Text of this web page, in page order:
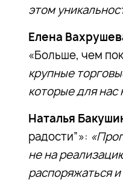
этом
Елена
«Больше, чем
крупные
которые для
Наталья
радости”»:
не на
распоряжаться